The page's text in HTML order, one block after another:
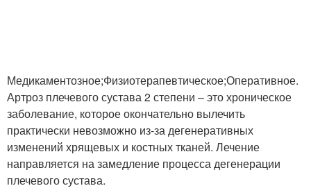
Медикаментозное;Физиотерапевтическое;Оперативное.
Артроз плечевого сустава 2 степени – это хроническое
заболевание, которое окончательно вылечить
практически невозможно из-за дегенеративных
изменений хрящевых и костных тканей. Лечение
направляется на замедление процесса дегенерации
плечевого сустава.